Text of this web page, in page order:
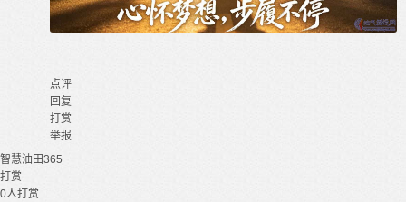
点评
回复
打赏
举报
智慧油田365
打赏
0人打赏